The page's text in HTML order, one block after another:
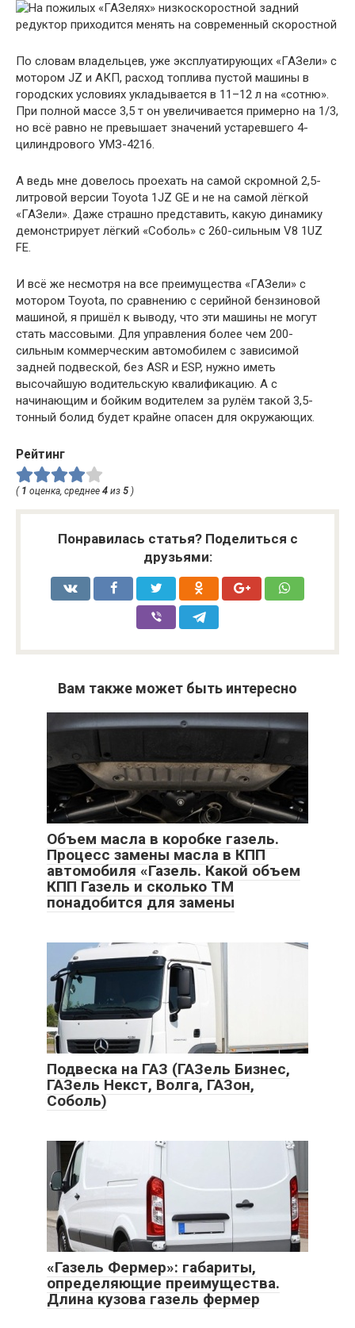
По словам владельцев, уже эксплуатирующих «ГАЗели» с
мотором JZ и АКП, расход топлива пустой машины в
городских условиях укладывается в 11–12 л на «сотню».
При полной массе 3,5 т он увеличивается примерно на 1/3,
но всё равно не превышает значений устаревшего 4-
цилиндрового УМЗ-4216.
А ведь мне довелось проехать на самой скромной 2,5-
литровой версии Toyota 1JZ GE и не на самой лёгкой
«ГАЗели». Даже страшно представить, какую динамику
демонстрирует лёгкий «Соболь» с 260-сильным V8 1UZ
FE.
И всё же несмотря на все преимущества «ГАЗели» с
мотором Toyota, по сравнению с серийной бензиновой
машиной, я пришёл к выводу, что эти машины не могут
стать массовыми. Для управления более чем 200-
сильным коммерческим автомобилем с зависимой
задней подвеской, без ASR и ESP, нужно иметь
высочайшую водительскую квалификацию. А с
начинающим и бойким водителем за рулём такой 3,5-
тонный болид будет крайне опасен для окружающих.
Рейтинг
( 1 оценка, среднее 4 из 5 )
Понравилась статья? Поделиться с
друзьями:
Вам также может быть интересно
Объем масла в коробке газель.
Процесс замены масла в КПП
автомобиля «Газель. Какой объем
КПП Газель и сколько ТМ
понадобится для замены
Подвеска на ГАЗ (ГАЗель Бизнес,
ГАЗель Некст, Волга, ГАЗон,
Соболь)
«Газель Фермер»: габариты,
определяющие преимущества.
Длина кузова газель фермер